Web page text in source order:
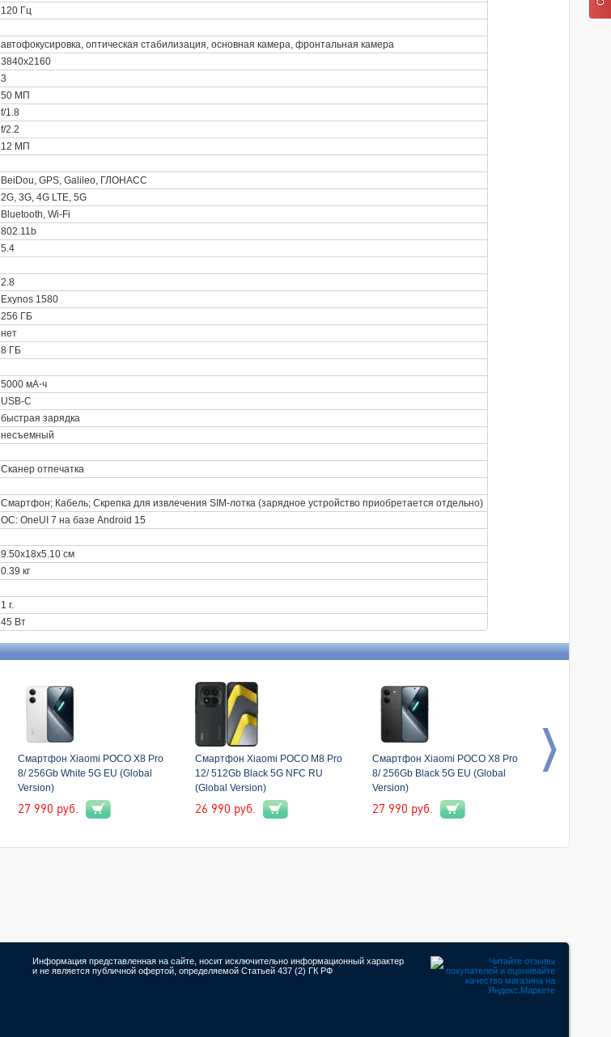
120 Гц
автофокусировка, оптическая стабилизация, основная камера, фронтальная камера
3840x2160
3
50 МП
f/1.8
f/2.2
12 МП
BeiDou, GPS, Galileo, ГЛОНАСС
2G, 3G, 4G LTE, 5G
Bluetooth, Wi-Fi
802.11b
5.4
2.8
Exynos 1580
256 ГБ
нет
8 ГБ
5000 мА⋅ч
USB-C
быстрая зарядка
несъемный
Сканер отпечатка
Смартфон; Кабель; Cкрепка для извлечения SIM-лотка (зарядное устройство приобретается отдельно)
ОС: OneUI 7 на базе Android 15
9.50х18х5.10 см
0.39 кг
1 г.
45 Вт
Смартфон Xiaomi POCO X8 Pro
8/ 256Gb White 5G EU (Global
Version)
27 990 руб.
Смартфон Xiaomi POCO M8 Pro
12/ 512Gb Black 5G NFC RU
(Global Version)
26 990 руб.
Смартфон Xiaomi POCO X8 Pro
8/ 256Gb Black 5G EU (Global
Version)
27 990 руб.
Смартфон
Информация представленная на сайте, носит исключительно информационный характер
и не является публичной офертой, определяемой Статьей 437 (2) ГК РФ